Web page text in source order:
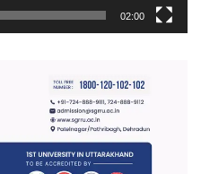
02:00